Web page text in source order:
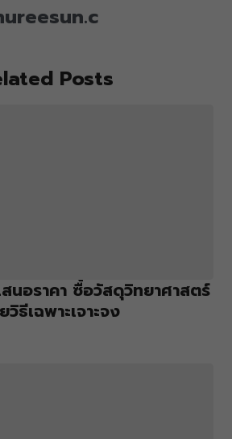
Posts
สนอราคา ซื้อวัสดุวิทยาศาสตร์
ธีเฉพาะเจาะจง